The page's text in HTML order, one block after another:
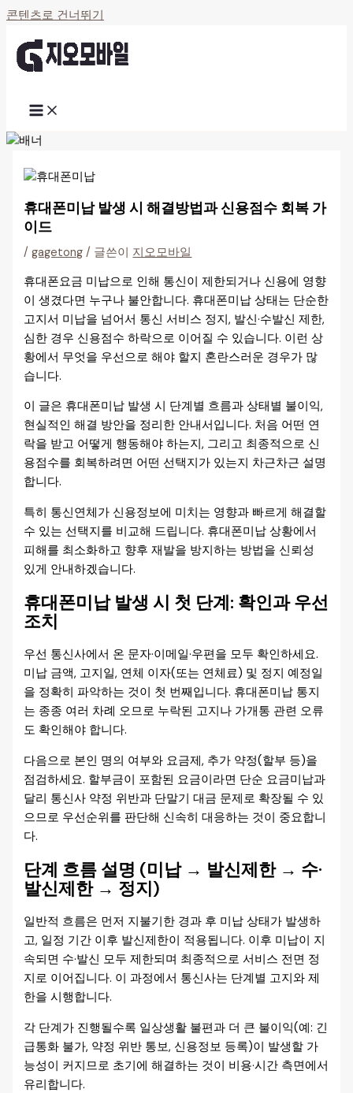
콘텐츠로 건너뛰기
휴대폰미납 발생 시 해결방법과 신용점수 회복 가
이드
/gagetong / 글쓴이 지오모바일
휴대폰요금 미납으로 인해 통신이 제한되거나 신용에 영향
이 생겼다면 누구나 불안합니다. 휴대폰미납 상태는 단순한
고지서 미납을 넘어서 통신 서비스 정지, 발신·수발신 제한,
심한 경우 신용점수 하락으로 이어질 수 있습니다. 이런 상
황에서 무엇을 우선으로 해야 할지 혼란스러운 경우가 많
습니다.
이 글은 휴대폰미납 발생 시 단계별 흐름과 상태별 불이익,
현실적인 해결 방안을 정리한 안내서입니다. 처음 어떤 연
락을 받고 어떻게 행동해야 하는지, 그리고 최종적으로 신
용점수를 회복하려면 어떤 선택지가 있는지 차근차근 설명
합니다.
특히 통신연체가 신용정보에 미치는 영향과 빠르게 해결할
수 있는 선택지를 비교해 드립니다. 휴대폰미납 상황에서
피해를 최소화하고 향후 재발을 방지하는 방법을 신뢰성
있게 안내하겠습니다.
휴대폰미납 발생 시 첫 단계: 확인과 우선
조치
우선 통신사에서 온 문자·이메일·우편을 모두 확인하세요.
미납 금액, 고지일, 연체 이자(또는 연체료) 및 정지 예정일
을 정확히 파악하는 것이 첫 번째입니다. 휴대폰미납 통지
는 종종 여러 차례 오므로 누락된 고지나 가개통 관련 오류
도 확인해야 합니다.
다음으로 본인 명의 여부와 요금제, 추가 약정(할부 등)을
점검하세요. 할부금이 포함된 요금이라면 단순 요금미납과
달리 통신사 약정 위반과 단말기 대금 문제로 확장될 수 있
으므로 우선순위를 판단해 신속히 대응하는 것이 중요합니
다.
단계 흐름 설명 (미납 → 발신제한 → 수·
발신제한 → 정지)
일반적 흐름은 먼저 지불기한 경과 후 미납 상태가 발생하
고, 일정 기간 이후 발신제한이 적용됩니다. 이후 미납이 지
속되면 수·발신 모두 제한되며 최종적으로 서비스 전면 정
지로 이어집니다. 이 과정에서 통신사는 단계별 고지와 제
한을 시행합니다.
각 단계가 진행될수록 일상생활 불편과 더 큰 불이익(예: 긴
급통화 불가, 약정 위반 통보, 신용정보 등록)이 발생할 가
능성이 커지므로 초기에 해결하는 것이 비용·시간 측면에서
유리합니다.